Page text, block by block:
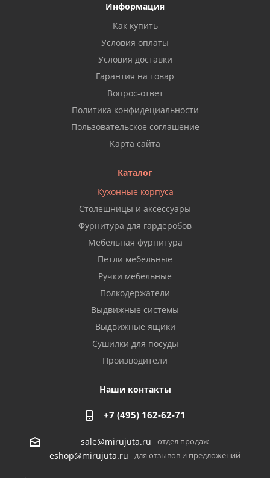
Информация
Как купить
Условия оплаты
Условия доставки
Гарантия на товар
Вопрос-ответ
Политика конфидециальности
Пользовательское соглашение
Карта сайта
Каталог
Кухонные корпуса
Столешницы и аксессуары
Фурнитура для гардеробов
Мебельная фурнитура
Петли мебельные
Ручки мебельные
Полкодержатели
Выдвижные системы
Выдвижные ящики
Сушилки для посуды
Производители
Наши контакты
+7 (495) 162-62-71
sale@mirujuta.ru - отдел продаж
eshop@mirujuta.ru - для отзывов и предложений